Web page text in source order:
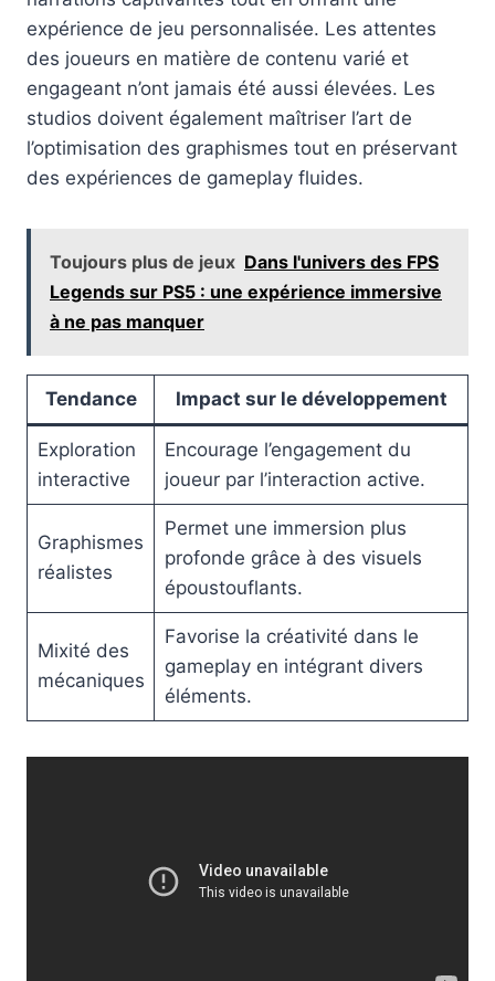
expérience de jeu personnalisée. Les attentes
des joueurs en matière de contenu varié et
engageant n’ont jamais été aussi élevées. Les
studios doivent également maîtriser l’art de
l’optimisation des graphismes tout en préservant
des expériences de gameplay fluides.
Toujours plus de jeux Dans l'univers des FPS
Legends sur PS5 : une expérience immersive
à ne pas manquer
Tendance Impact sur le développement
Exploration
interactive
Encourage l’engagement du
joueur par l’interaction active.
Graphismes
réalistes
Permet une immersion plus
profonde grâce à des visuels
époustouflants.
Mixité des
mécaniques
Favorise la créativité dans le
gameplay en intégrant divers
éléments.